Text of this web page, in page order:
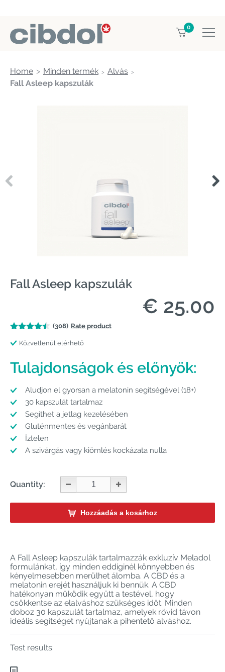
0
Home Minden termék
Alvás
Fall Asleep kapszulák
Fall Asleep kapszulák
€ 25.00
(308) Rate product
Közvetlenül elérhető
Tulajdonságok és előnyök:
Aludjon el gyorsan a melatonin segítségével (18+)
30 kapszulát tartalmaz
Segíthet a jetlag kezelésében
Gluténmentes és vegánbarát
Íztelen
A szivárgás vagy kiömlés kockázata nulla
Quantity:
Hozzáadás a kosárhoz
A Fall Asleep kapszulák tartalmazzák exkluzív Meladol
formulánkat, így minden eddiginél könnyebben és
kényelmesebben merülhet álomba. A CBD és a
melatonin erejét használjuk ki bennük. A CBD
hatékonyan működik együtt a testével, hogy
csökkentse az elalváshoz szükséges időt. Minden
doboz 30 kapszulát tartalmaz, amelyek rövid távon
ideális segítséget nyújtanak a pihentető alváshoz.
Test results: